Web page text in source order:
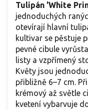
Tulipán 'White
jednoduchých
otevírají hlavní
kultivar se pěstuje
pevné cibule
listy a vzpřímený
Květy jsou
přibližně 6–7 cm.
krémový až světle
kvetení vybarvuje